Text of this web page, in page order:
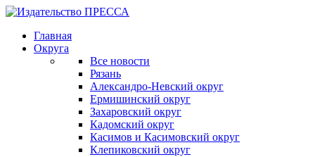
Главная
Округа
Все новости
Рязань
Александро-Невский округ
Ермишинский округ
Захаровский округ
Кадомский округ
Касимов и Касимовский округ
Клепиковский округ